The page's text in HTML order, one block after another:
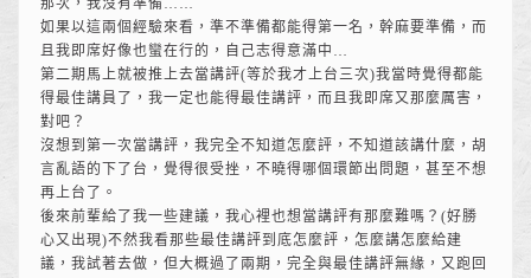
那次，我沒有準備……
如果以這兩個經驗來看，準不準備都能得第一名，幹麻要準備，而
且我即席好像也蠻在行的，自己志得意滿中…
第二期馬上就被推上去當講評(等於我才上台三次)我當時覺得都能
得最佳講員了，我一定也能得最佳講評，而且我即席又那麼厲害，
對吧？
沒想到第一次當講評，我完全不知道怎麼評，不知道該講什麼，胡
言亂語的下了台，覺得很受挫，不曉得哪個環節出問題，甚至不想
再上台了。
後來前輩給了我一些建議，我心裡也想當講評有那麼難嗎？(好勝
心又出現)不然我看那些最佳講評到底怎麼評，怎麼講怎麼給建
議，我試著去做，但大概過了兩期，完全與最佳講評無緣，又跑回